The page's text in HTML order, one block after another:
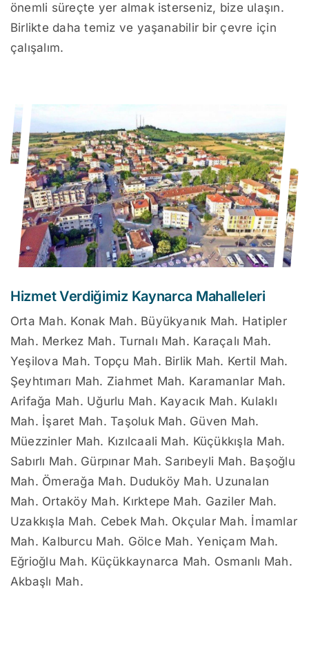
önemli süreçte yer almak isterseniz, bize ulaşın.
Birlikte daha temiz ve yaşanabilir bir çevre için
çalışalım.
Hizmet Verdiğimiz Kaynarca Mahalleleri
Orta Mah. Konak Mah. Büyükyanık Mah. Hatipler
Mah. Merkez Mah. Turnalı Mah. Karaçalı Mah.
Yeşilova Mah. Topçu Mah. Birlik Mah. Kertil Mah.
Şeyhtımarı Mah. Ziahmet Mah. Karamanlar Mah.
Arifağa Mah. Uğurlu Mah. Kayacık Mah. Kulaklı
Mah. İşaret Mah. Taşoluk Mah. Güven Mah.
Müezzinler Mah. Kızılcaali Mah. Küçükkışla Mah.
Sabırlı Mah. Gürpınar Mah. Sarıbeyli Mah. Başoğlu
Mah. Ömerağa Mah. Duduköy Mah. Uzunalan
Mah. Ortaköy Mah. Kırktepe Mah. Gaziler Mah.
Uzakkışla Mah. Cebek Mah. Okçular Mah. İmamlar
Mah. Kalburcu Mah. Gölce Mah. Yeniçam Mah.
Eğrioğlu Mah. Küçükkaynarca Mah. Osmanlı Mah.
Akbaşlı Mah.